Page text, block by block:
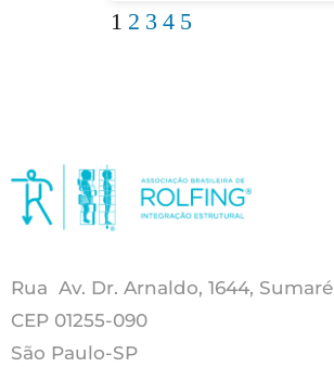
1 2 3 4 5
Rua Av. Dr. Arnaldo, 1644, Sumaré
CEP 01255-090
São Paulo-SP